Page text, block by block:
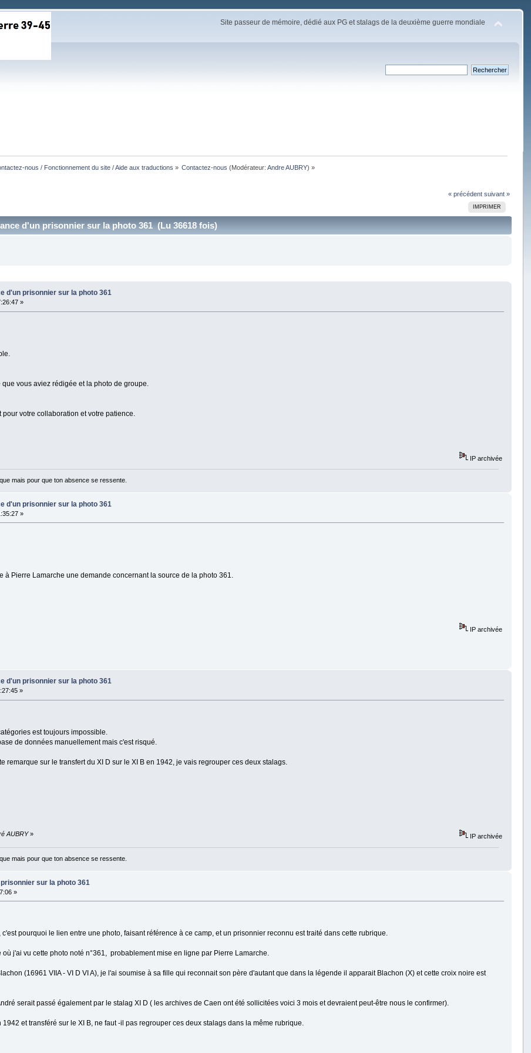
Site passeur de mémoire, dédié aux PG et stalags de la deuxième guerre mondiale
nous / Fonctionnement du site / Aide aux traductions » Contactez-nous (Modérateur:Andre AUBRY) »
« précédent suivant »
IMPRIMER
d'un prisonnier sur la photo 361 (Lu 36618 fois)
d'un prisonnier sur la photo 361
»
vous aviez rédigée et la photo de groupe.
votre collaboration et votre patience.
IP archivée
mais pour que ton absence se ressente.
d'un prisonnier sur la photo 361
»
à Pierre Lamarche une demande concernant la source de la photo 361.
IP archivée
d'un prisonnier sur la photo 361
»
est toujours impossible.
de données manuellement mais c'est risqué.
remarque sur le transfert du XI D sur le XI B en 1942, je vais regrouper ces deux stalags.
AUBRY» IP archivée
mais pour que ton absence se ressente.
sur la photo 361
»
pourquoi le lien entre une photo, faisant référence à ce camp, et un prisonnier reconnu est traité dans cette rubrique.
j'ai vu cette photo noté n°361, probablement mise en ligne par Pierre Lamarche.
(16961 VIIA - VI D VI A), je l'ai soumise à sa fille qui reconnait son père d'autant que dans la légende il apparait Blachon (X) et cette croix noire est
serait passé également par le stalag XI D ( les archives de Caen ont été sollicitées voici 3 mois et devraient peut-être nous le confirmer).
et transféré sur le XI B, ne faut -il pas regrouper ces deux stalags dans la même rubrique.